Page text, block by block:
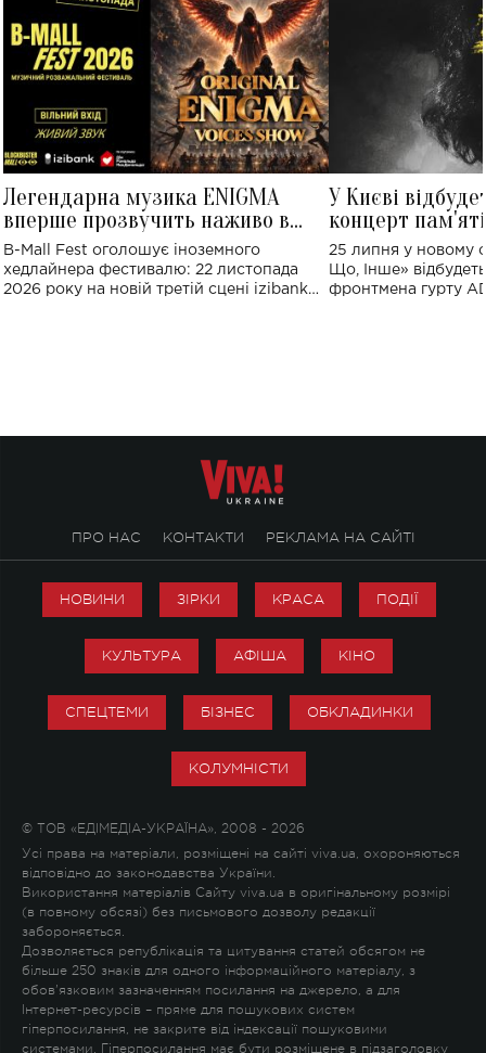
Легендарна музика ENIGMA
вперше прозвучить наживо в
Україні: де відбудеться концерт
B-Mall Fest оголошує іноземного
хедлайнера фестивалю: 22 листопада
2026 року на новій третій сцені izibank
У Києві
концерт
Клименка:
виконають
25 липня у новому
Що, Інше»
фронтмена гурту
ПРО НАС КОНТАКТИ РЕКЛАМА НА САЙТІ
НОВИНИ ЗІРКИ КРАСА ПОДІЇ
КУЛЬТУРА АФІША КІНО
СПЕЦТЕМИ БІЗНЕС ОБКЛАДИНКИ
КОЛУМНІСТИ
© ТОВ «ЕДІМЕДІА-УКРАЇНА», 2008 - 2026
Усі права на матеріали, розміщені на сайті viva.ua, охороняються
відповідно до законодавства України.
Використання матеріалів Сайту viva.ua в оригінальному розмірі
(в повному обсязі) без письмового дозволу редакції
забороняється.
Дозволяється републікація та цитування статей обсягом не
більше 250 знаків для одного інформаційного матеріалу, з
обов'язковим зазначенням посилання на джерело, а для
Інтернет-ресурсів – пряме для пошукових систем
гіперпосилання, не закрите від індексації пошуковими
системами. Гіперпосилання має бути розміщене в підзаголовку